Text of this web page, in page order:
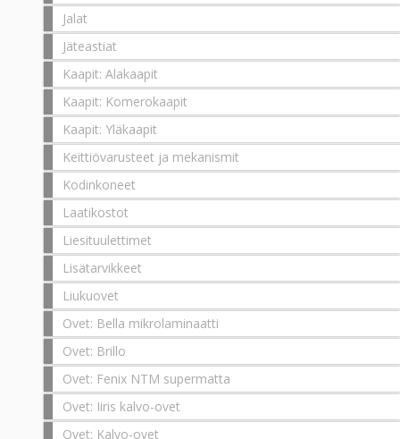
Jalat
Jäteastiat
Kaapit: Alakaapit
Kaapit: Komerokaapit
Kaapit: Yläkaapit
Keittiövarusteet ja mekanismit
Kodinkoneet
Laatikostot
Liesituulettimet
Lisätarvikkeet
Liukuovet
Ovet: Bella mikrolaminaatti
Ovet: Brillo
Ovet: Fenix NTM supermatta
Ovet: Iiris kalvo-ovet
Ovet: Kalvo-ovet